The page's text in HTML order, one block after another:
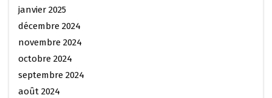
janvier 2025
décembre 2024
novembre 2024
octobre 2024
septembre 2024
août 2024